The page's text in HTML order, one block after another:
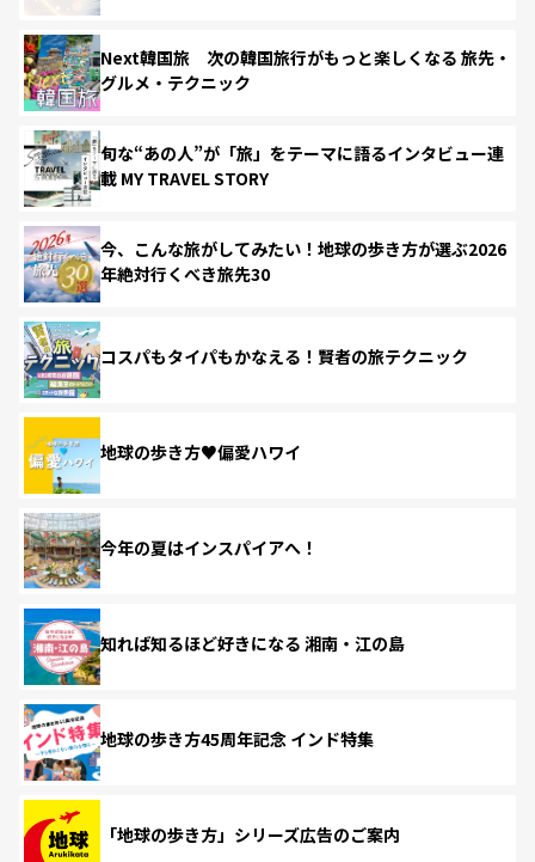
Next韓国旅 次の韓国旅行がもっと楽しくなる 旅先・
グルメ・テクニック
旬な“あの人”が「旅」をテーマに語るインタビュー連
載 MY TRAVEL STORY
今、こんな旅がしてみたい！地球の歩き方が選ぶ2026
年絶対行くべき旅先30
コスパもタイパもかなえる！賢者の旅テクニック
地球の歩き方♥偏愛ハワイ
今年の夏はインスパイアへ！
知れば知るほど好きになる 湘南・江の島
地球の歩き方45周年記念 インド特集
「地球の歩き方」シリーズ広告のご案内